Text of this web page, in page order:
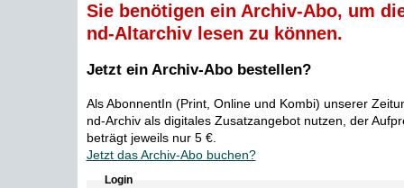
Sie benötigen ein Archiv-Abo, um
nd-Altarchiv lesen zu können.
Jetzt ein Archiv-Abo bestellen?
Als AbonnentIn (Print, Online und Kombi) unserer
nd-Archiv als digitales Zusatzangebot nutzen, der
beträgt jeweils nur 5 €.
Jetzt das Archiv-Abo buchen?
Login